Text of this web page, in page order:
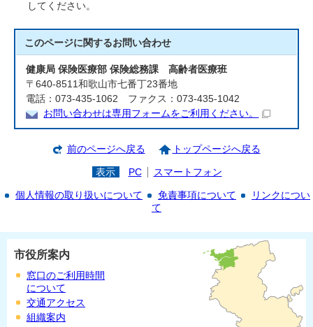
してください。
このページに関するお問い合わせ
健康局 保険医療部 保険総務課 高齢者医療班
〒640-8511和歌山市七番丁23番地
電話：073-435-1062 ファクス：073-435-1042
お問い合わせは専用フォームをご利用ください。
前のページへ戻る トップページへ戻る
表示 PC スマートフォン
個人情報の取り扱いについて 免責事項について
リンクについ
て
市役所案内
窓口のご利用時間
について
交通アクセス
組織案内